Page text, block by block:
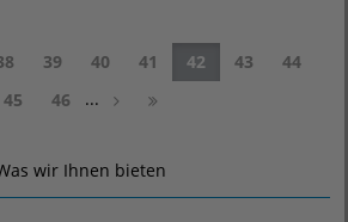
39 40 41 42 43
44
45
46 ...
wir Ihnen bieten